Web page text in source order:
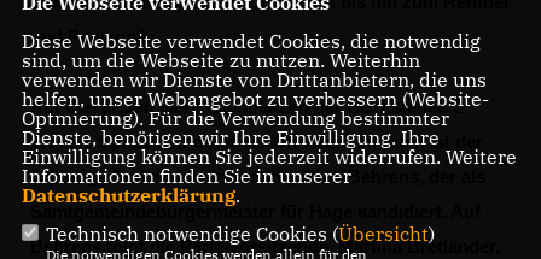
und Pensionär.
Auf den ersten vier Listenplätzen der CDU stehen 2
Frauen. Spitzenkandidat der Christdemokraten ist der
44jährige Fraktionsvorsitzende, Sven Behrens, der als
Samtgemeindebürgermeister für Hage kandidiert. Auf
Behrens folgt die Parteivorsitzende Martina Bretländer,
Diese Webseite verwendet Cookies, die notwendig
sind, um die Webseite zu nutzen. Weiterhin
verwenden wir Dienste von Drittanbietern, die uns
helfen, unser Webangebot zu verbessern (Website-
Optmierung). Für die Verwendung bestimmter
Dienste, benötigen wir Ihre Einwilligung. Ihre
Einwilligung können Sie jederzeit widerrufen. Weitere
Informationen finden Sie in unserer
Datenschutzerklärung.
Technisch notwendige Cookies (Übersicht)
Die notwendigen Cookies werden allein für den